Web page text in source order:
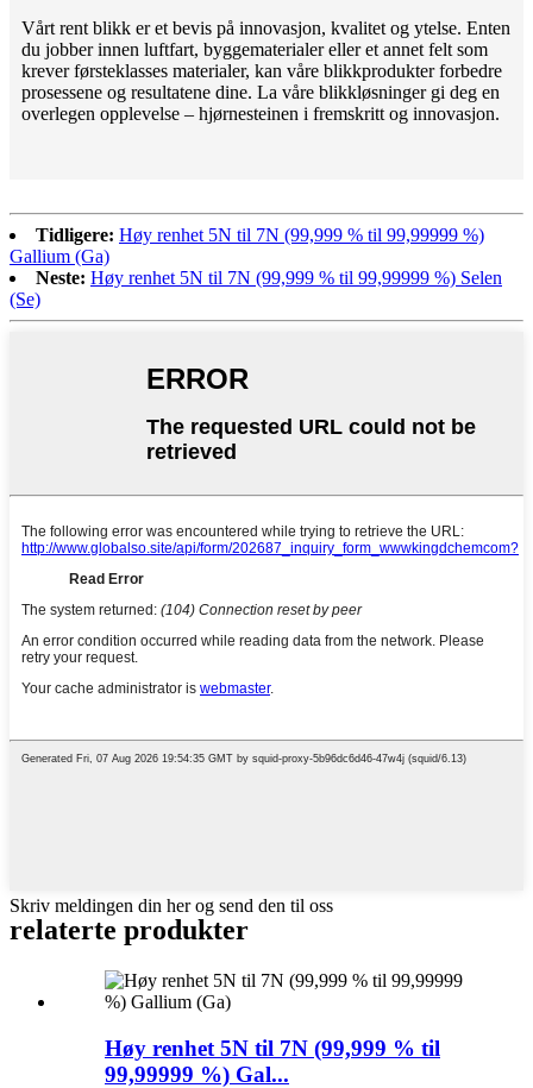
Vårt rent blikk er et bevis på innovasjon, kvalitet og ytelse. Enten
du jobber innen luftfart, byggematerialer eller et annet felt som
krever førsteklasses materialer, kan våre blikkprodukter forbedre
prosessene og resultatene dine. La våre blikkløsninger gi deg en
overlegen opplevelse – hjørnesteinen i fremskritt og innovasjon.
Tidligere: Høy renhet 5N til 7N (99,999 % til 99,99999 %)
Gallium (Ga)
Neste: Høy renhet 5N til 7N (99,999 % til 99,99999 %) Selen
(Se)
Skriv meldingen din her og send den til oss
relaterte produkter
Høy renhet 5N til 7N (99,999 % til
99,99999 %) Gal...